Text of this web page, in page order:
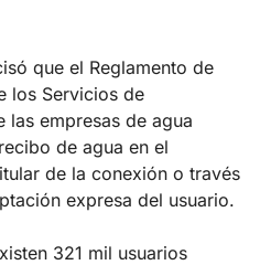
que el Reglamento de
los Servicios de
las empresas de agua
de agua en el
de la conexión o través
expresa del usuario.
321 mil usuarios